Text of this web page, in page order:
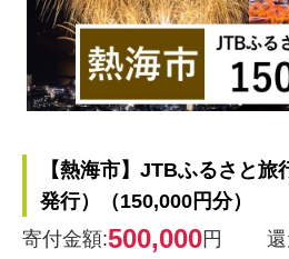
【熱海市】JTBふるさと
発行）（150,000円分）
寄付金額:500,000円